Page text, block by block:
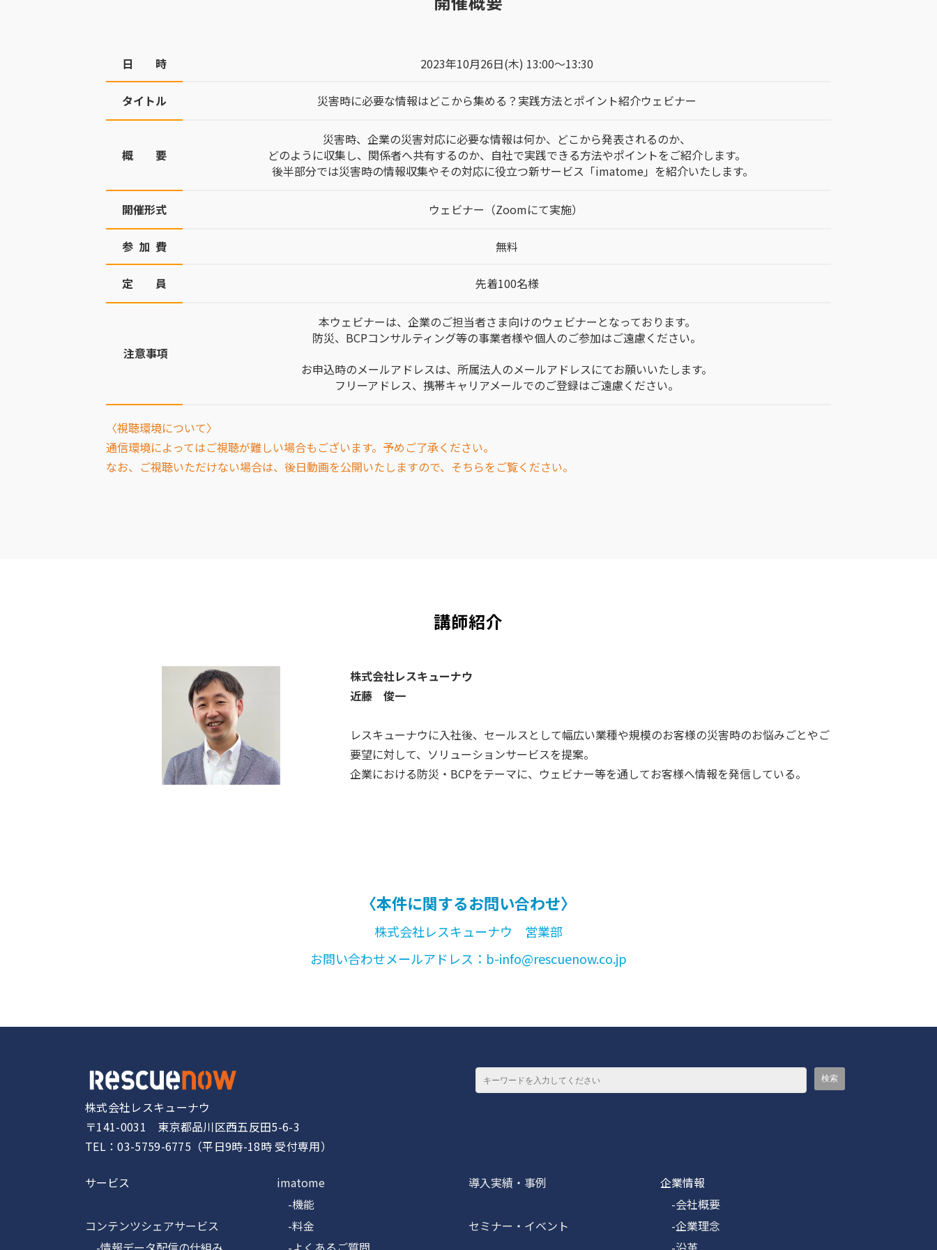
日 時 2023年10月26日(木) 13:00～13:30
タイトル 災害時に必要な情報はどこから集める？実践方法とポイント紹介ウェビナー
概 要
災害時、企業の災害対応に必要な情報は何か、どこから発表されるのか、
どのように収集し、関係者へ共有するのか、自社で実践できる方法やポイントをご紹介します。
後半部分では災害時の情報収集やその対応に役立つ新サービス「imatome」を紹介いたします。
開催形式 ウェビナー（Zoomにて実施）
参 加 費 無料
定 員 先着100名様
注意事項
本ウェビナーは、企業のご担当者さま向けのウェビナーとなっております。
防災、BCPコンサルティング等の事業者様や個人のご参加はご遠慮ください。
お申込時のメールアドレスは、所属法人のメールアドレスにてお願いいたします。
フリーアドレス、携帯キャリアメールでのご登録はご遠慮ください。
〈視聴環境について〉
通信環境によってはご視聴が難しい場合もございます。予めご了承ください。
なお、ご視聴いただけない場合は、後日動画を公開いたしますので、そちらをご覧ください。
講師紹介
株式会社レスキューナウ
近藤 俊一
レスキューナウに入社後、セールスとして幅広い業種や規模のお客様の災害時のお悩みごとやご
要望に対して、ソリューションサービスを提案。
企業における防災・BCPをテーマに、ウェビナー等を通してお客様へ情報を発信している。
〈本件に関するお問い合わせ〉
株式会社レスキューナウ 営業部
お問い合わせメールアドレス：b-info@rescuenow.co.jp
株式会社レスキューナウ
〒141-0031 東京都品川区西五反田5-6-3
TEL：03-5759-6775（平日9時-18時 受付専用）
サービス
コンテンツシェアサービス
imatome
-機能
-料金
導入実績・事例
セミナー・イベント
企業情報
-会社概要
-企業理念